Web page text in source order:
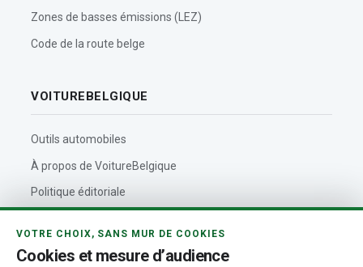
Zones de basses émissions (LEZ)
Code de la route belge
VOITUREBELGIQUE
Outils automobiles
À propos de VoitureBelgique
Politique éditoriale
VOTRE CHOIX, SANS MUR DE COOKIES
Cookies et mesure d’audience